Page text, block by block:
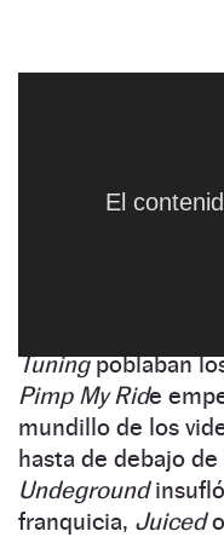
El
mundo del tuneo
Tuningpoblaban
Pimp My Ride
mundillo de los
hasta de debajo
Undeground
franquicia, Juicedo